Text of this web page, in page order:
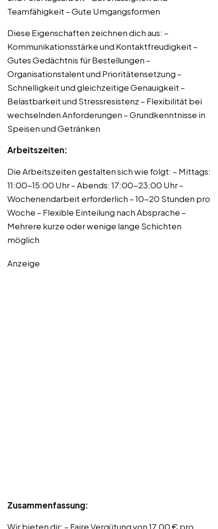
Teamfähigkeit – Gute Umgangsformen
Diese Eigenschaften zeichnen dich aus: –
Kommunikationsstärke und Kontaktfreudigkeit –
Gutes Gedächtnis für Bestellungen –
Organisationstalent und Prioritätensetzung –
Schnelligkeit und gleichzeitige Genauigkeit –
Belastbarkeit und Stressresistenz – Flexibilität bei
wechselnden Anforderungen – Grundkenntnisse in
Speisen und Getränken
Arbeitszeiten:
Die Arbeitszeiten gestalten sich wie folgt: – Mittags:
11:00-15:00 Uhr – Abends: 17:00-23:00 Uhr –
Wochenendarbeit erforderlich – 10-20 Stunden pro
Woche – Flexible Einteilung nach Absprache –
Mehrere kurze oder wenige lange Schichten
möglich
Anzeige
Zusammenfassung:
Wir bieten dir: – Faire Vergütung von 17,00 € pro